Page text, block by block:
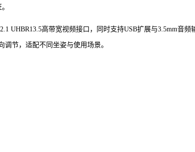
UHBR13.5高带宽视频接口，同时支持USB扩展与3.5mm音频
节，适配不同坐姿与使用场景。